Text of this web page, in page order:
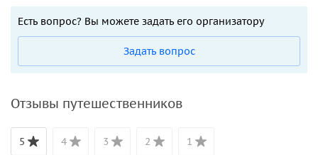
Есть вопрос? Вы можете задать его организатору
Задать вопрос
Отзывы путешественников
5 4 3 2 1